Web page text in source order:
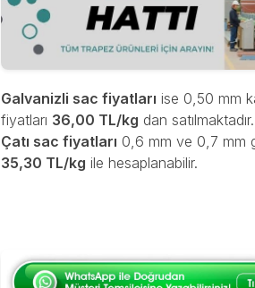
Galvanizli sac fiyatları ise 0,50 mm
fiyatları 36,00 TL/kg dan satılmaktadır.
Çatı sac fiyatları 0,6 mm ve 0,7 mm
35,30 TL/kg ile hesaplanabilir.